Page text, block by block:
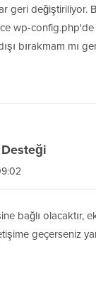
geri değiştiriliyor.
wp-config.php'de
bağlı olacaktır,
geçerseniz